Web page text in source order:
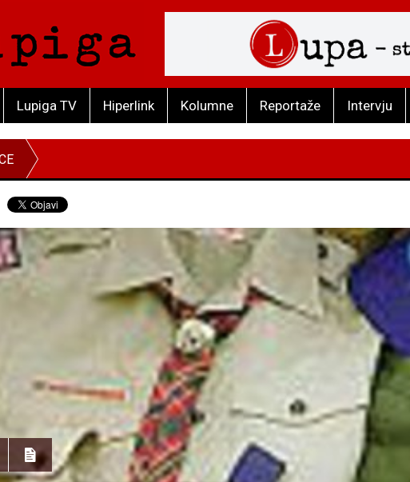
Lupiga TV Hiperlink Kolumne Reportaže Intervju